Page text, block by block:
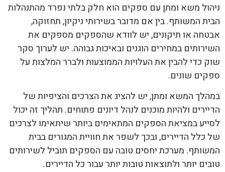
ניהול משא ומתן עם ספקים הוא חלק בלתי נפרד מהתנהלות
הבית המשותף. בין אם מדובר בשירותי ניקיון, תחזוקה,
אבטחה או תיקונים, יש לוודא שהספקים מספקים את
השירותים במחירים הוגנים ובאיכות גבוהה. יש לערוך סקר
שוק כדי להבין את העלויות הממוצעות ולברר המלצות על
ספקים שונים.
במהלך המשא ומתן, יש להציג את הצרכים והציפיות של
הדיירים ולהיות מוכנים לנהל דיונים פתוחים. תהליך זה יכול
לסייע במציאת הספקים המתאימים ביותר שיתאימו לצרכים
של כלל הדיירים, ובכך לשפר את חוויית המגורים בבית
המשותף. מערכת יחסים טובה עם הספקים תוביל לשירותים
טובים יותר ולתוצאות טובות יותר עבור כל הדיירים.